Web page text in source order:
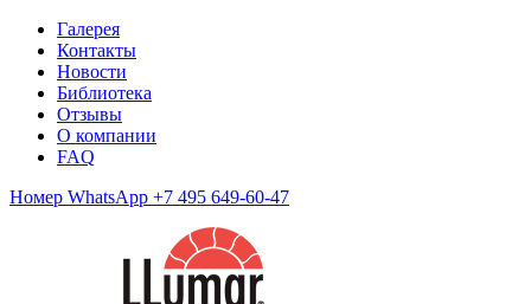
Галерея
Контакты
Новости
Библиотека
Отзывы
О компании
FAQ
Номер WhatsApp +7 495 649-60-47